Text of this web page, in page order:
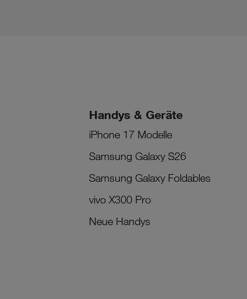
Handys & Geräte
iPhone 17 Modelle
Samsung Galaxy S26
Samsung Galaxy Foldables
vivo X300 Pro
Neue Handys